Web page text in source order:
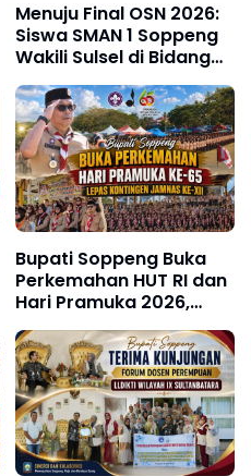
Menuju Final OSN 2026:
Siswa SMAN 1 Soppeng
Wakili Sulsel di Bidang
Ekonomi
Bupati Soppeng Buka
Perkemahan HUT RI dan
Hari Pramuka 2026,
Jambore Nasional XII